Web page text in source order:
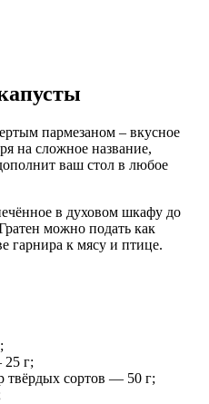
пармезаном – вкусное
на сложное название,
ваш стол в любое
в духовом шкафу до
можно подать как
гарнира к мясу и птице.
г;
твёрдых сортов — 50 г;